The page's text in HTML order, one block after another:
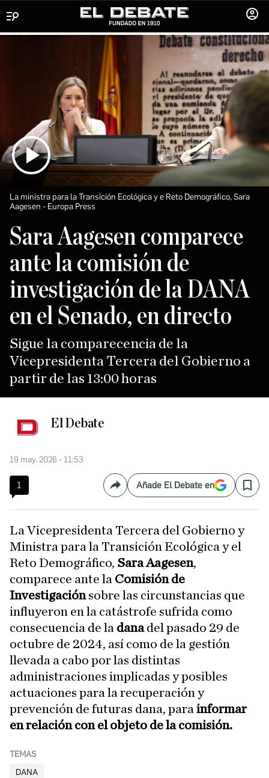
SESIÓN
La ministra para la Transición Ecológica y e Reto Demográfico, Sara
Aagesen
Europa Press
Sara Aagesen comparece
ante la comisión de
investigación de la DANA
en el Senado, en directo
Sigue la comparecencia de la
Vicepresidenta Tercera del Gobierno a
partir de las 13:00 horas
El Debate
19 may. 2026 - 11:53
1 CompartirAñade El Debate en Save
la Vicepresidenta Tercera del Gobierno y
Ministra para la Transición Ecológica y el
Reto Demográfico, Sara Aagesen,
comparece ante la Comisión de
Investigaciónsobre las circunstancias que
influyeron en la catástrofe sufrida como
consecuencia de la danadel pasado 29 de
octubre de 2024, así como de la gestión
llevada a cabo por las distintas
administraciones implicadas y posibles
actuaciones para la recuperación y
prevención de futuras dana, para informar
en relación con el objeto de la comisión.
TEMAS
DANA